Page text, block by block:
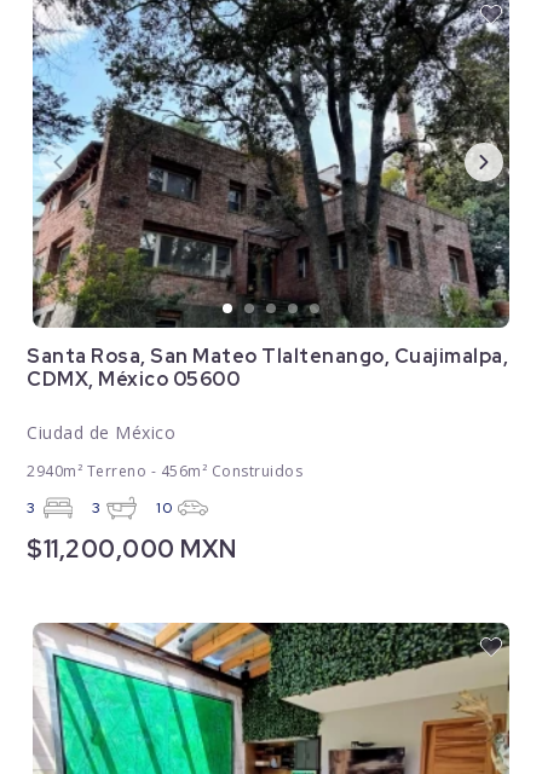
Santa Rosa, San Mateo Tlaltenango, Cuajimalpa,
CDMX, México 05600
Ciudad de México
2940m² Terreno - 456m² Construidos
3 3 10
$11,200,000 MXN